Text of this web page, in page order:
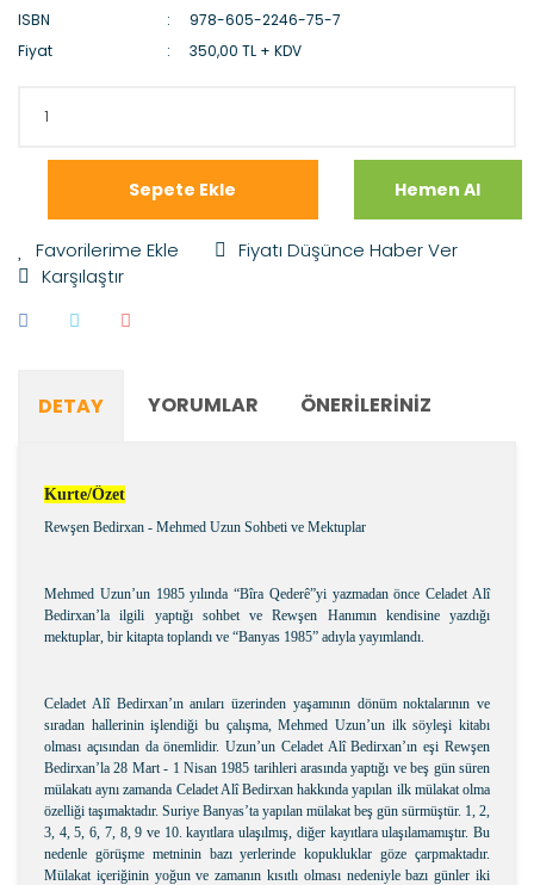
ISBN
978-605-2246-75-7
Fiyat
350,00 TL + KDV
Sepete Ekle Hemen Al
Fiyatı Düşünce Haber Ver
Karşılaştır
DETAY YORUMLAR ÖNERILERINIZ
Kurte/Özet
Rewşen Bedirxan - Mehmed Uzun Sohbeti ve Mektuplar
Mehmed Uzun’un 1985 yılında “Bîra Qederê”yi yazmadan önce Celadet Alî
Bedirxan’la ilgili yaptığı sohbet ve Rewşen Hanımın kendisine yazdığı
mektuplar, bir kitapta toplandı ve “Banyas 1985” adıyla yayımlandı.
Celadet Alî Bedirxan’ın anıları üzerinden yaşamının dönüm noktalarının ve
sıradan hallerinin işlendiği bu çalışma, Mehmed Uzun’un ilk söyleşi kitabı
olması açısından da önemlidir. Uzun’un Celadet Alî Bedirxan’ın eşi Rewşen
Bedirxan’la 28 Mart - 1 Nisan 1985 tarihleri arasında yaptığı ve beş gün süren
mülakatı aynı zamanda Celadet Alî Bedirxan hakkında yapılan ilk mülakat olma
özelliği taşımaktadır. Suriye Banyas’ta yapılan mülakat beş gün sürmüştür. 1, 2,
3, 4, 5, 6, 7, 8, 9 ve 10. kayıtlara ulaşılmış, diğer kayıtlara ulaşılamamıştır. Bu
nedenle görüşme metninin bazı yerlerinde kopukluklar göze çarpmaktadır.
Mülakat içeriğinin yoğun ve zamanın kısıtlı olması nedeniyle bazı günler iki